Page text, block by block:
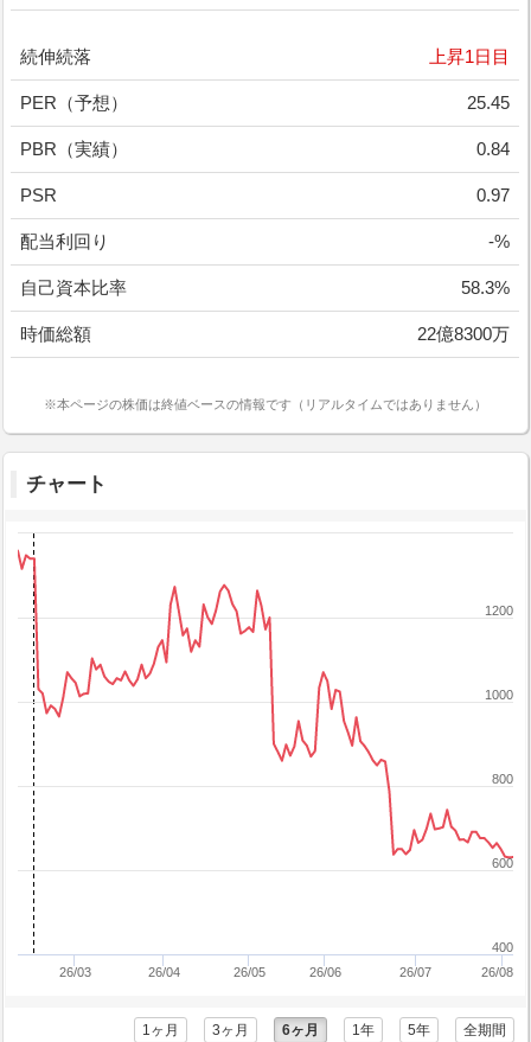
続伸続落 上昇1日目
PER（予想） 25.45
PBR（実績） 0.84
PSR 0.97
配当利回り -%
自己資本比率 58.3%
時価総額 22億8300万
※本ページの株価は終値ベースの情報です（リアルタイムではありません）
チャート
26/03 26/04 26/05 26/06 26/07 26/08
400
600
800
1000
1200
1ヶ月 3ヶ月 6ヶ月 1年 5年 全期間